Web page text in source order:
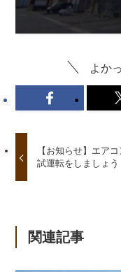
よか
【お知らせ】エア
試運転をしましょう
関連記事